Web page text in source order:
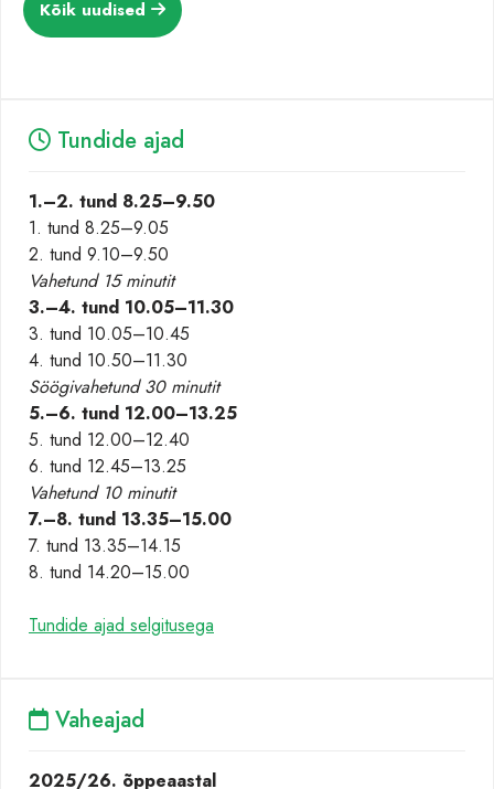
Kõik uudised
Tundide ajad
1.–2. tund 8.25–9.50
1. tund 8.25–9.05
2. tund 9.10–9.50
Vahetund 15 minutit
3.–4. tund 10.05–11.30
3. tund 10.05–10.45
4. tund 10.50–11.30
Söögivahetund 30 minutit
5.–6. tund 12.00–13.25
5. tund 12.00–12.40
6. tund 12.45–13.25
Vahetund 10 minutit
7.–8. tund 13.35–15.00
7. tund 13.35–14.15
8. tund 14.20–15.00
Tundide ajad selgitusega
Vaheajad
2025/26. õppeaastal